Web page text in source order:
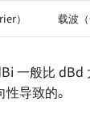
） 载波（
一般比 dBd
导致的。